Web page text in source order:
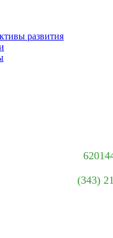
развития
(343)